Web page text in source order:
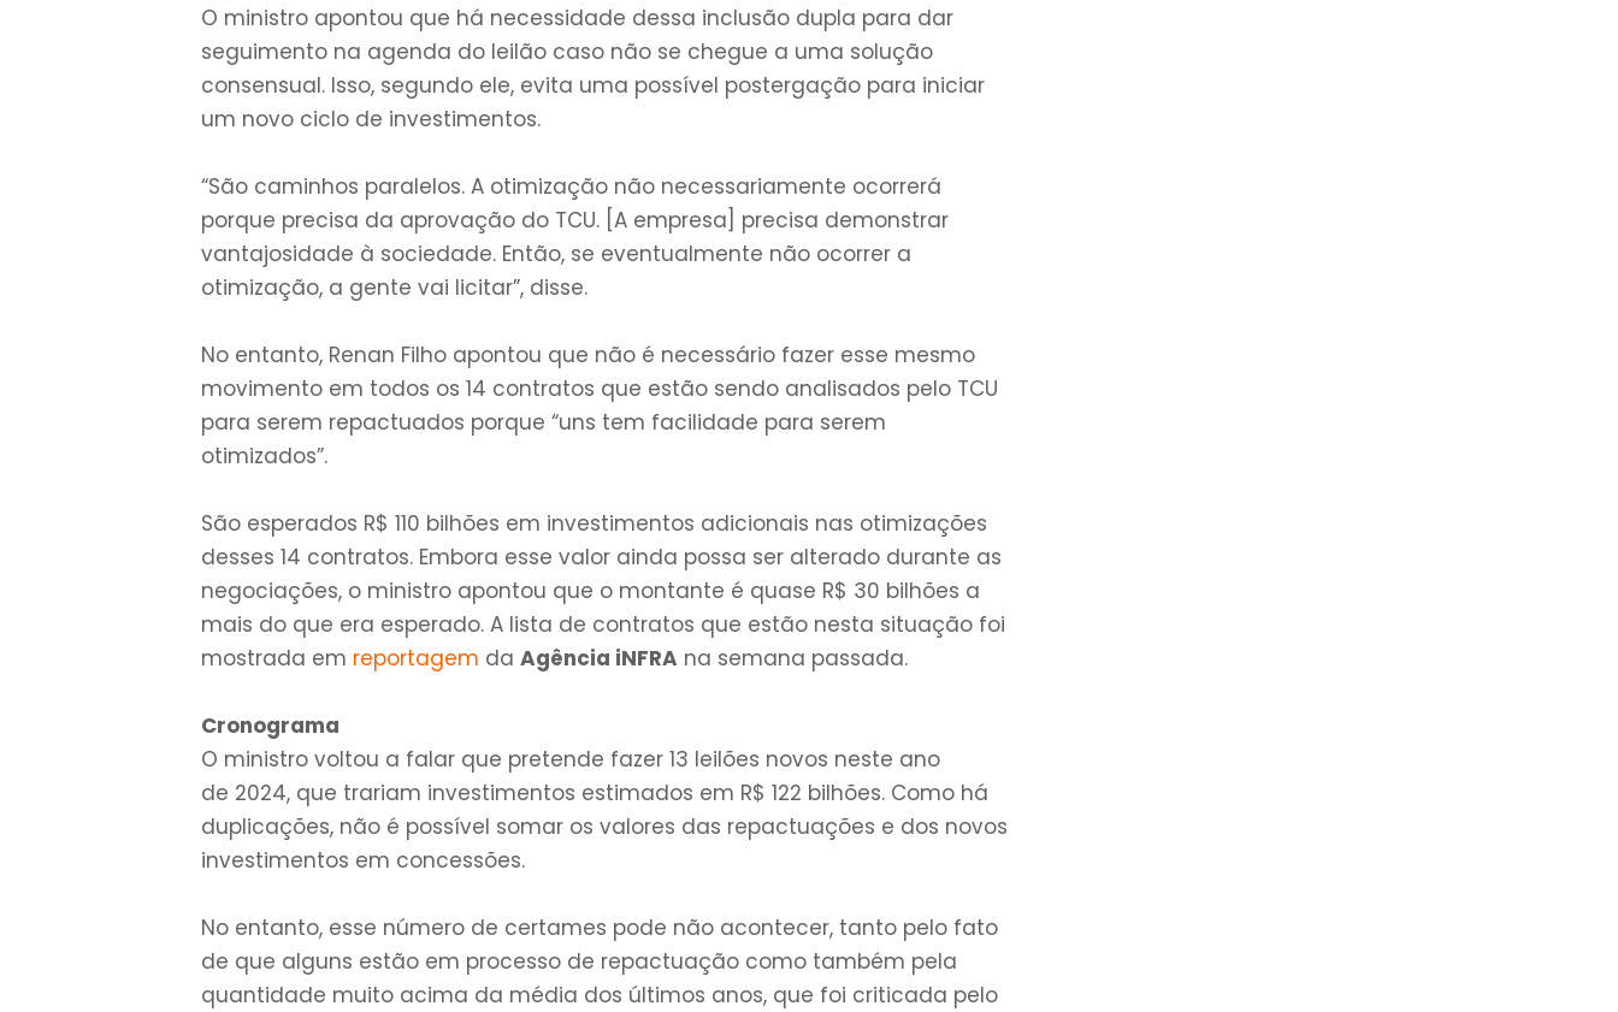
O ministro apontou que há necessidade dessa inclusão dupla para dar
seguimento na agenda do leilão caso não se chegue a uma solução
consensual. Isso, segundo ele, evita uma possível postergação para iniciar
um novo ciclo de investimentos.
“São caminhos paralelos. A otimização não necessariamente ocorrerá
porque precisa da aprovação do TCU. [A empresa] precisa demonstrar
vantajosidade à sociedade. Então, se eventualmente não ocorrer a
otimização, a gente vai licitar”, disse.
No entanto, Renan Filho apontou que não é necessário fazer esse mesmo
movimento em todos os 14 contratos que estão sendo analisados pelo TCU
para serem repactuados porque “uns tem facilidade para serem
otimizados”.
São esperados R$ 110 bilhões em investimentos adicionais nas otimizações
desses 14 contratos. Embora esse valor ainda possa ser alterado durante as
negociações, o ministro apontou que o montante é quase R$ 30 bilhões a
mais do que era esperado. A lista de contratos que estão nesta situação foi
mostrada em reportagem daAgência iNFRA na semana passada.
Cronograma
O ministro voltou a falar que pretende fazer 13 leilões novos neste ano
de 2024, que trariam investimentos estimados em R$ 122 bilhões. Como há
duplicações, não é possível somar os valores das repactuações e dos novos
investimentos em concessões.
No entanto, esse número de certames pode não acontecer, tanto pelo fato
de que alguns estão em processo de repactuação como também pela
quantidade muito acima da média dos últimos anos, que foi criticada pelo